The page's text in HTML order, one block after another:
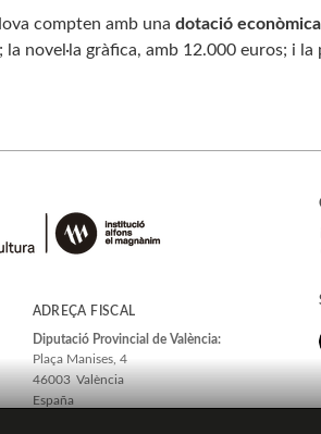
compten amb una dotació econòmica
novel·la gràfica, amb 12.000 euros; i
ADREÇA FISCAL
Diputació Provincial de València:
Plaça Manises, 4
46003 València
España